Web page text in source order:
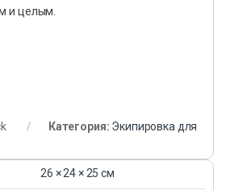
и целым.
Категория: Экипировка для
26 × 24 × 25 см